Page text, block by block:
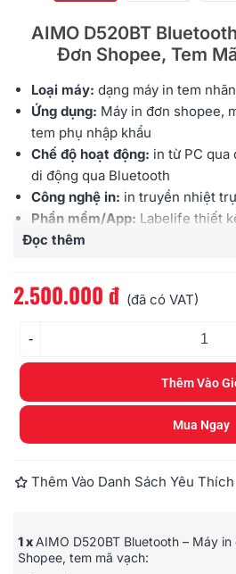
AIMO D520BT
Đơn Shopee, Tem
Loại máy: dạng máy in tem
Ứng dụng: Máy in đơn shopee,
tem phụ nhập khẩu
Chế độ hoạt động: in từ PC qua
di động qua Bluetooth
Công nghệ in: in truyền nhiệt
Phần mềm/App: Labelife thiết
cho MAC/PC/LINUX & iOS/
Tốc độ in tối đa
Khổ nhãn in tối đa : 108mm
: giấy decal
: Thân máy
(nhãn đi kèm có thể thay
Đọc thêm
2.500.000 đ (đã có VAT)
-
Thêm Vào
Mua Ngay
Thêm Vào Danh Sách Yêu Thích
1 x AIMO D520BT Bluetooth – Máy in
Shopee, tem mã vạch: